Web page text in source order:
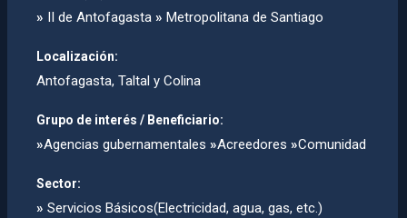
» II de Antofagasta » Metropolitana de Santiago
Localización:
Antofagasta, Taltal y Colina
Grupo de interés / Beneficiario:
»Agencias gubernamentales »Acreedores »Comunidad
Sector:
» Servicios Básicos(Electricidad, agua, gas, etc.)